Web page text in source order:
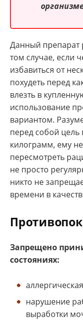
Данный препарат
том случае, если
избавиться от
похудеть перед
влезть в
использование
вариантом.
перед собой цель
килограмм, ему
пересмотреть
не просто
никто не
времени в
Запрещено
состояниях:
нарушение
выработки